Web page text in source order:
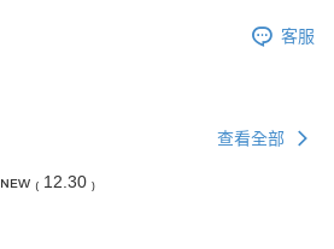
客服
查看全部
ɴᴇᴡ ₍ 12.30 ₎